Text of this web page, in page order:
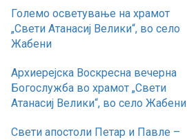
Големо осветување на храмот
„Свети Атанасиј Велики“, во село
Жабени
Архиерејска Воскресна вечерна
Богослужба во храмот „Свети
Атанасиј Велики“, во село Жабени
Свети апостоли Петар и Павле –